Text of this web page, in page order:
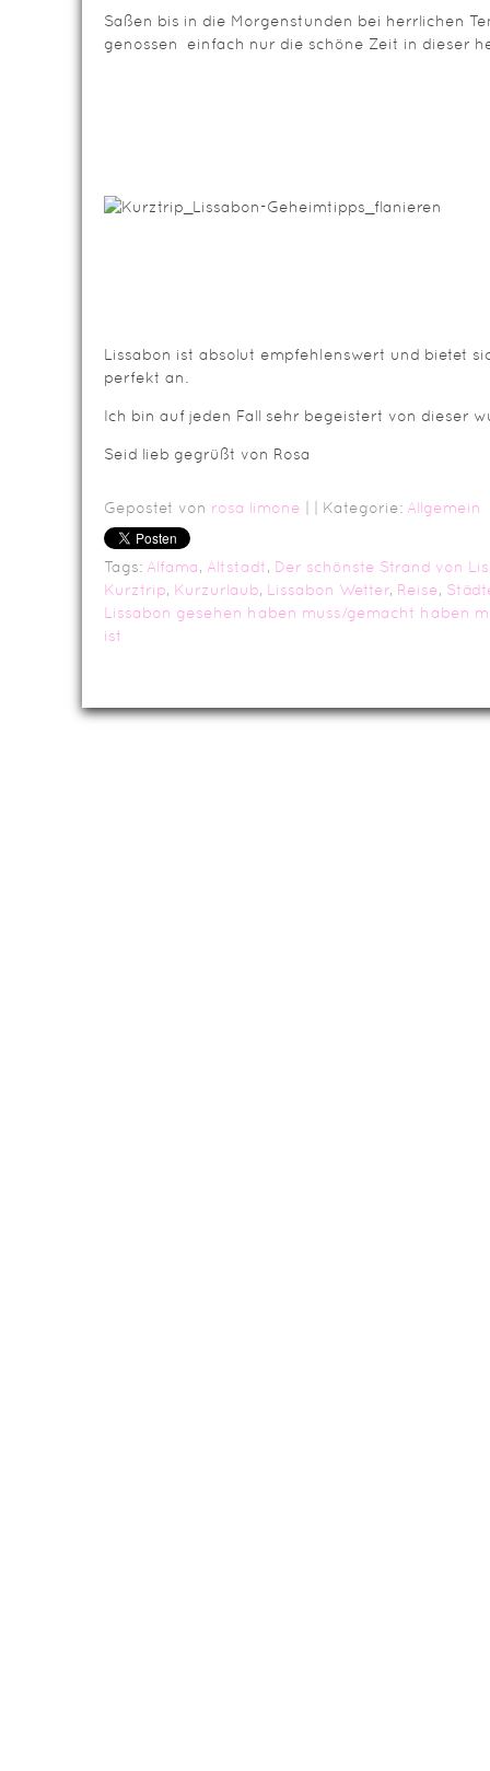
Saßen bis in die Morgenstunden bei herrlichen
genossen einfach nur die schöne Zeit in dieser
Lissabon ist absolut empfehlenswert und bietet
perfekt an.
Ich bin auf jeden Fall sehr begeistert von dieser
Seid lieb gegrüßt von Rosa
Gepostet von rosa limone | Kategorie: Allgemein
Tags: Alfama, Altstadt, Der schönste Strand von
Kurztrip, Kurzurlaub, Lissabon Wetter, Reise,
Lissabon gesehen haben muss/gemacht haben
ist